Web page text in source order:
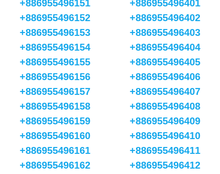
+886955496151
+886955496152
+886955496153
+886955496154
+886955496155
+886955496156
+886955496157
+886955496158
+886955496159
+886955496160
+886955496161
+886955496162
+886955496401
+886955496402
+886955496403
+886955496404
+886955496405
+886955496406
+886955496407
+886955496408
+886955496409
+886955496410
+886955496411
+886955496412